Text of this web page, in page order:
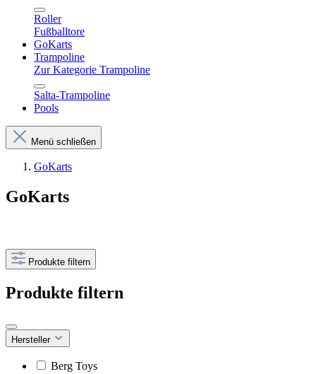
Roller
Fußballtore
GoKarts
Trampoline
Zur Kategorie Trampoline
Salta-Trampoline
Pools
Menü schließen
GoKarts
GoKarts
Produkte filtern
Produkte filtern
Hersteller
Berg Toys